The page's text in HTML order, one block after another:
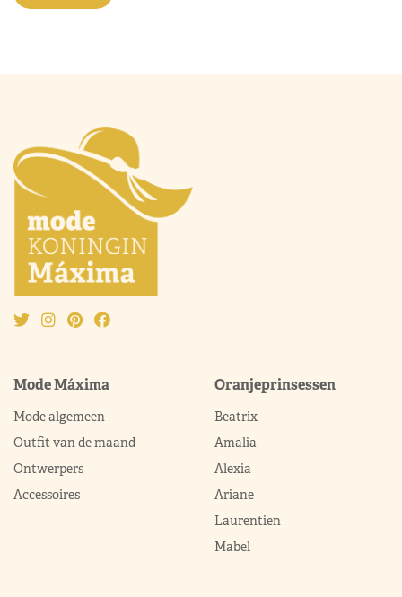
Mode Máxima
Mode algemeen
Outfit van de maand
Ontwerpers
Accessoires
Oranjeprinsessen
Beatrix
Amalia
Alexia
Ariane
Laurentien
Mabel